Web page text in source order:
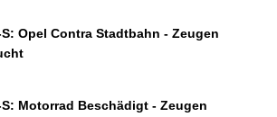
S: Opel Contra Stadtbahn - Zeugen
S: Motorrad Beschädigt - Zeugen